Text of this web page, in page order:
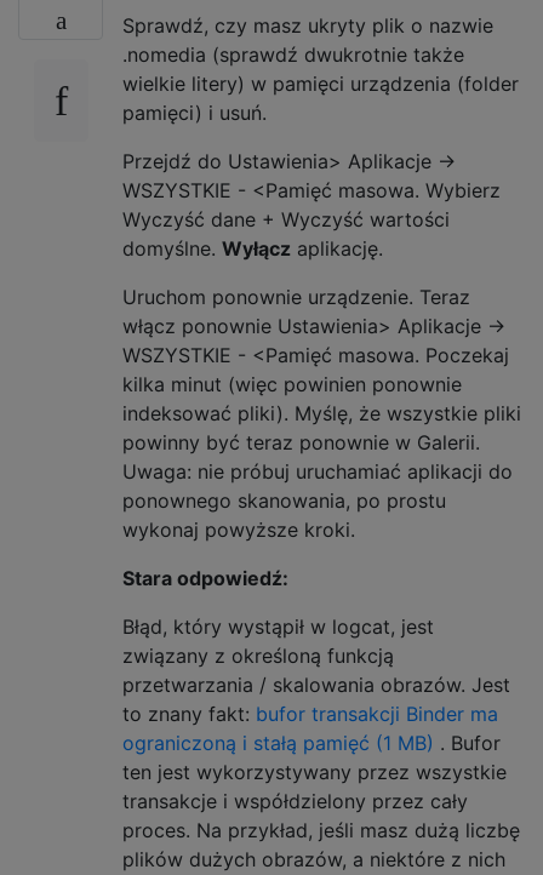
Sprawdź, czy masz ukryty plik o nazwie
.nomedia (sprawdź dwukrotnie także
wielkie litery) w pamięci urządzenia (folder
pamięci) i usuń.
Przejdź do Ustawienia> Aplikacje ->
WSZYSTKIE - <Pamięć masowa. Wybierz
Wyczyść dane + Wyczyść wartości
domyślne. Wyłącz aplikację.
Uruchom ponownie urządzenie. Teraz
włącz ponownie Ustawienia> Aplikacje ->
WSZYSTKIE - <Pamięć masowa. Poczekaj
kilka minut (więc powinien ponownie
indeksować pliki). Myślę, że wszystkie pliki
powinny być teraz ponownie w Galerii.
Uwaga: nie próbuj uruchamiać aplikacji do
ponownego skanowania, po prostu
wykonaj powyższe kroki.
Stara odpowiedź:
Błąd, który wystąpił w logcat, jest
związany z określoną funkcją
przetwarzania / skalowania obrazów. Jest
to znany fakt: bufor transakcji Binder ma
ograniczoną i stałą pamięć (1 MB) . Bufor
ten jest wykorzystywany przez wszystkie
transakcje i współdzielony przez cały
proces. Na przykład, jeśli masz dużą liczbę
plików dużych obrazów, a niektóre z nich